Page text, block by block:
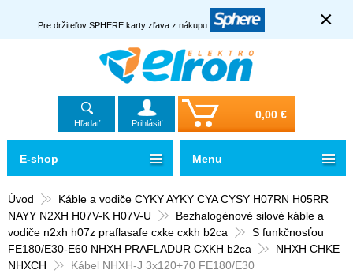
Pre držiteľov SPHERE karty zľava z nákupu ×
Hľadať Prihlásiť
0,00 €
Úvod
Káble a vodiče CYKY AYKY CYA CYSY H07RN H05RR
NAYY N2XH H07V-K H07V-U
Bezhalogénové silové káble a
vodiče n2xh h07z praflasafe cxke cxkh b2ca
S funkčnosťou
FE180/E30-E60 NHXH PRAFLADUR CXKH b2ca
NHXH CHKE
NHXCH
Kábel NHXH-J 3x120+70 FE180/E30
E-shop Menu